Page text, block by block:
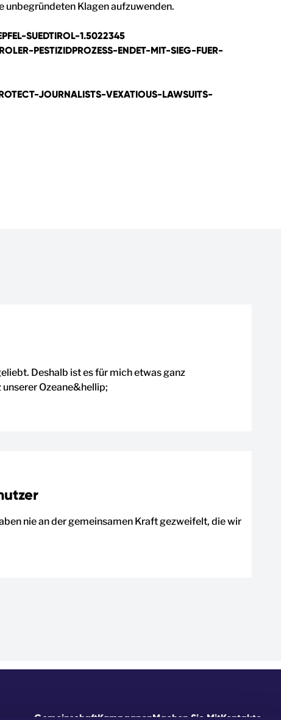
unbegründeten Klagen aufzuwenden.
SUEDTIROL-1.5022345
PESTIZIDPROZESS-ENDET-MIT-SIEG-FUER-
JOURNALISTS-VEXATIOUS-LAWSUITS-
Deshalb ist es für mich etwas ganz
Ozeane&hellip;
nie an der gemeinsamen Kraft gezweifelt, die wir
GemeinschaftKampagnenMachen Sie MitKontakte